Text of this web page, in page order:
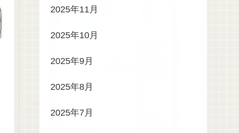
2025年11月
2025年10月
2025年9月
2025年8月
2025年7月